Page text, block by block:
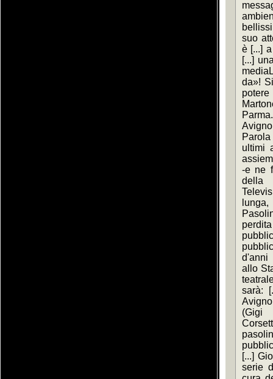
suo
è [...]
[...]
da»!
potere
ultimi
-e ne
della
d'anni
allo
sarà:
(Gigi
[...]
serie